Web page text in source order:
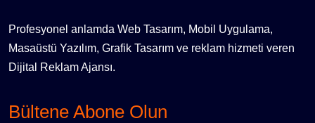
Profesyonel anlamda Web Tasarım, Mobil Uygulama,
Masaüstü Yazılım, Grafik Tasarım ve reklam hizmeti veren
Dijital Reklam Ajansı.
Bültene Abone Olun